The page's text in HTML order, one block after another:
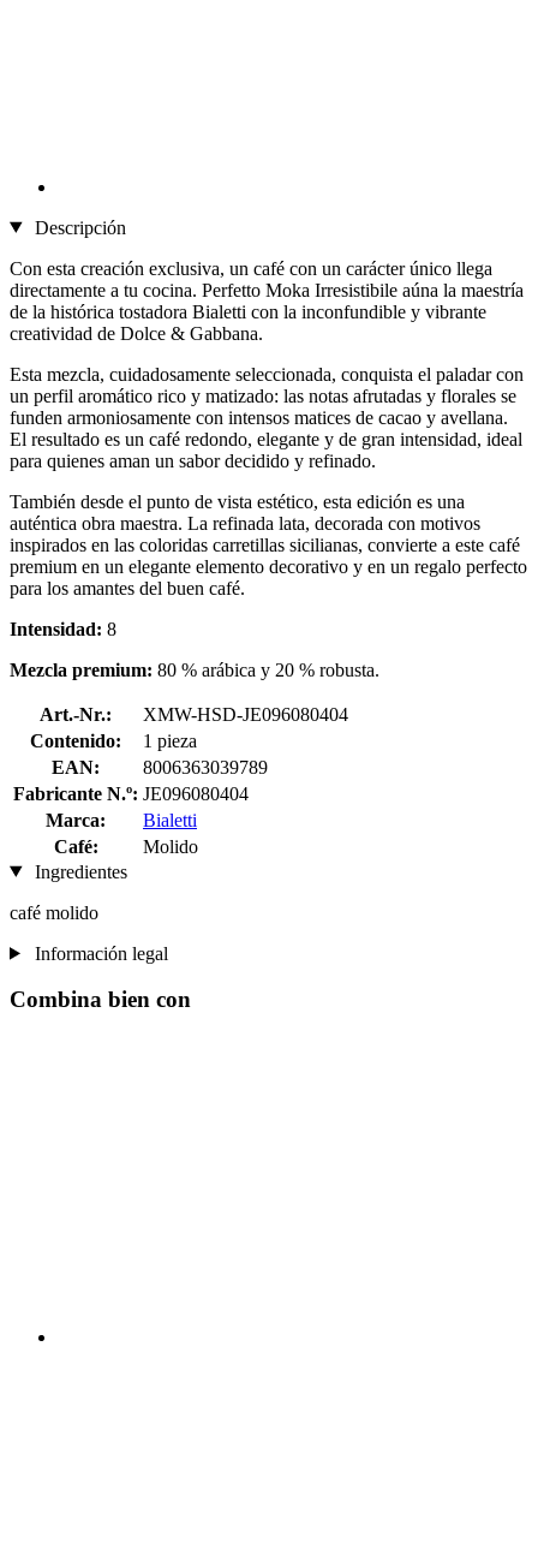
Descripción
Con esta creación exclusiva, un café con un carácter único llega
directamente a tu cocina. Perfetto Moka Irresistibile aúna la maestría
de la histórica tostadora Bialetti con la inconfundible y vibrante
creatividad de Dolce & Gabbana.
Esta mezcla, cuidadosamente seleccionada, conquista el paladar con
un perfil aromático rico y matizado: las notas afrutadas y florales se
funden armoniosamente con intensos matices de cacao y avellana.
El resultado es un café redondo, elegante y de gran intensidad, ideal
para quienes aman un sabor decidido y refinado.
También desde el punto de vista estético, esta edición es una
auténtica obra maestra. La refinada lata, decorada con motivos
inspirados en las coloridas carretillas sicilianas, convierte a este café
premium en un elegante elemento decorativo y en un regalo perfecto
para los amantes del buen café.
Intensidad: 8
Mezcla premium: 80 % arábica y 20 % robusta.
Art.-Nr.:
XMW-HSD-JE096080404
Contenido:
1 pieza
EAN:
8006363039789
Fabricante N.º: JE096080404
Marca:
Bialetti
Café:
Molido
Ingredientes
café molido
Información legal
Combina bien con